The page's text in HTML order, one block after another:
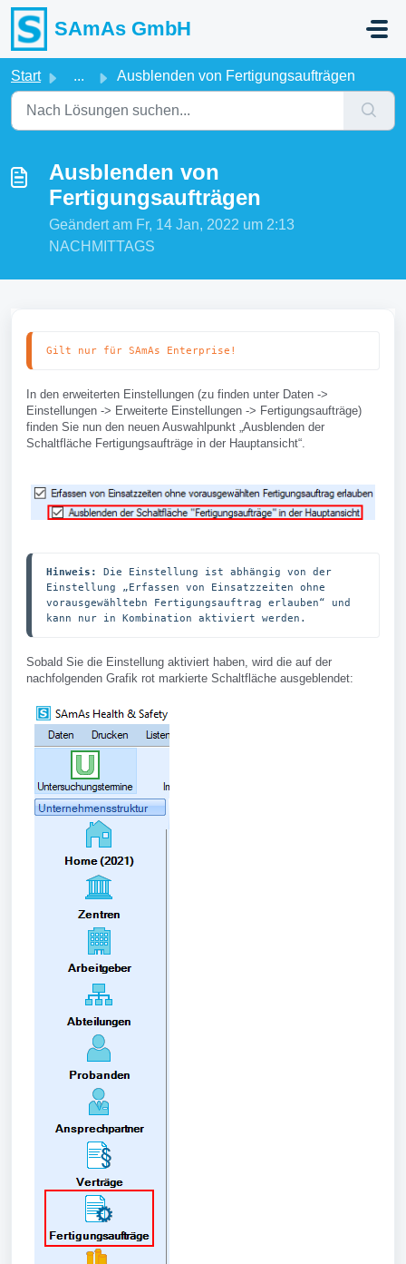
Zum hauptsächlichen Inhalt gehen
SAmAs GmbH
Start ... Ausblenden von Fertigungsaufträgen
Ausblenden von
Fertigungsaufträgen
Geändert am Fr, 14 Jan, 2022 um 2:13
NACHMITTAGS
Gilt nur für SAmAs Enterprise!
In den erweiterten Einstellungen (zu finden unter Daten ->
Einstellungen -> Erweiterte Einstellungen -> Fertigungsaufträge)
finden Sie nun den neuen Auswahlpunkt „Ausblenden der
Schaltfläche Fertigungsaufträge in der Hauptansicht“.
Hinweis:
Die Einstellung ist abhängig von der
Einstellung „Erfassen von Einsatzzeiten ohne
vorausgewähltebn Fertigungsauftrag erlauben“ und
kann nur in Kombination aktiviert werden.
Sobald Sie die Einstellung aktiviert haben, wird die auf der
nachfolgenden Grafik rot markierte Schaltfläche ausgeblendet: